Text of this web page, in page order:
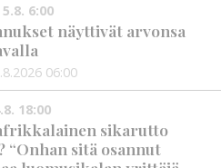
5.8. 6:00
näyttivät arvonsa
06:00
18:00
sikarutto
“Onhan sitä osannut